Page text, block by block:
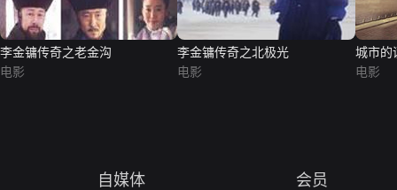
李金镛传奇之老金沟
电影
李金镛传奇之北极光
电影
城市的
电影
自媒体 会员